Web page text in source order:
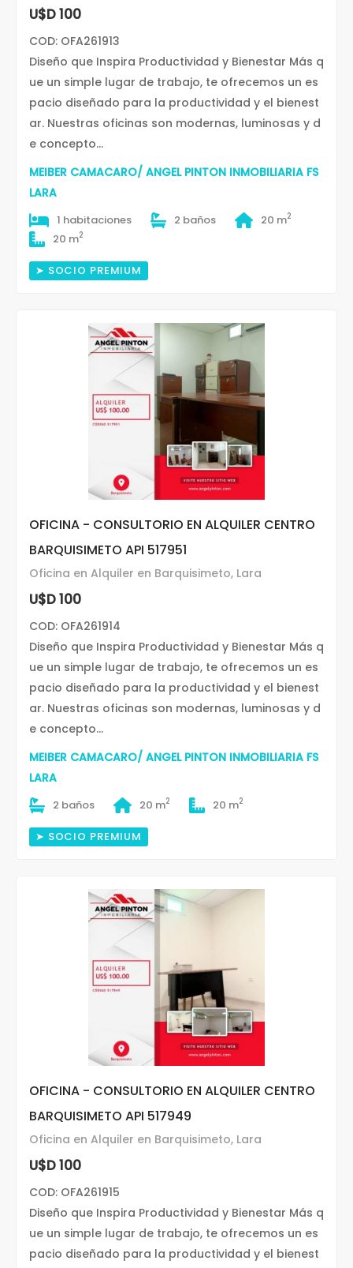
U$D 100
COD: OFA261913
Diseño que Inspira Productividad y Bienestar Más q
ue un simple lugar de trabajo, te ofrecemos un es
pacio diseñado para la productividad y el bienest
ar. Nuestras oficinas son modernas, luminosas y d
e concepto...
MEIBER CAMACARO/ ANGEL PINTON INMOBILIARIA FS
LARA
1 habitaciones 2 baños 20 m2
20 m2
➤ SOCIO PREMIUM
OFICINA - CONSULTORIO EN ALQUILER CENTRO
BARQUISIMETO API 517951
Oficina en Alquiler en Barquisimeto, Lara
U$D 100
COD: OFA261914
Diseño que Inspira Productividad y Bienestar Más q
ue un simple lugar de trabajo, te ofrecemos un es
pacio diseñado para la productividad y el bienest
ar. Nuestras oficinas son modernas, luminosas y d
e concepto...
MEIBER CAMACARO/ ANGEL PINTON INMOBILIARIA FS
LARA
2 baños 20 m2 20 m2
➤ SOCIO PREMIUM
OFICINA - CONSULTORIO EN ALQUILER CENTRO
BARQUISIMETO API 517949
Oficina en Alquiler en Barquisimeto, Lara
U$D 100
COD: OFA261915
Diseño que Inspira Productividad y Bienestar Más q
ue un simple lugar de trabajo, te ofrecemos un es
pacio diseñado para la productividad y el bienest